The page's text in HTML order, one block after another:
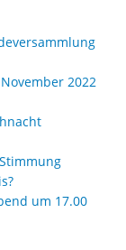
2022
um 17.00